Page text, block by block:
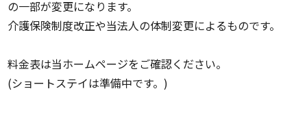
の一部が変更になります。
介護保険制度改正や当法人の体制変更によるものです。
料金表は当ホームページをご確認ください。
(ショートステイは準備中です。)